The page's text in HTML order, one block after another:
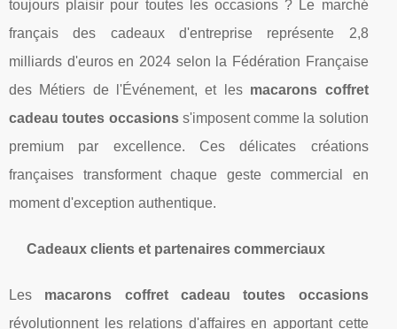
toujours plaisir pour toutes les occasions ? Le marché
français des cadeaux d'entreprise représente 2,8
milliards d'euros en 2024 selon la Fédération Française
des Métiers de l'Événement, et les macarons coffret
cadeau toutes occasionss'imposent comme la solution
premium par excellence. Ces délicates créations
françaises transforment chaque geste commercial en
moment d'exception authentique.
Cadeaux clients et partenaires commerciaux
Les macarons coffret cadeau toutes occasions
révolutionnent les relations d'affaires en apportant cette